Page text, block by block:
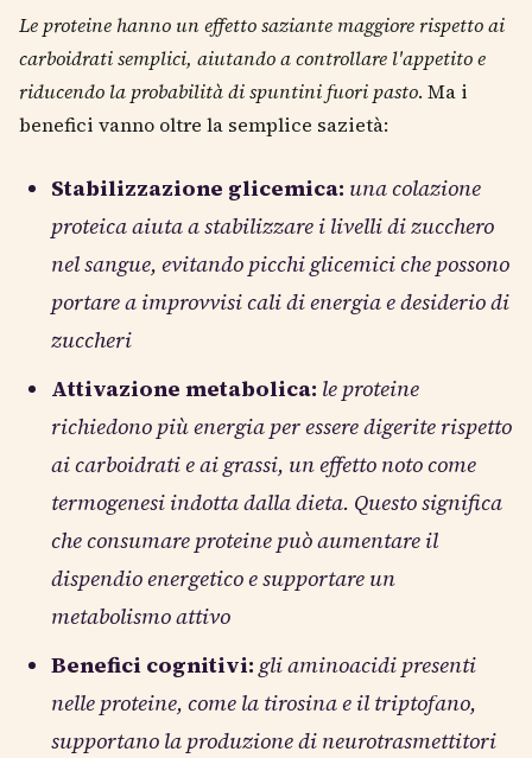
Le proteine hanno un effetto saziante maggiore rispetto ai
carboidrati semplici, aiutando a controllare l'appetito e
riducendo la probabilità di spuntini fuori pasto. Ma i
benefici vanno oltre la semplice sazietà:
Stabilizzazione glicemica: una colazione
proteica aiuta a stabilizzare i livelli di zucchero
nel sangue, evitando picchi glicemici che possono
portare a improvvisi cali di energia e desiderio di
zuccheri
Attivazione metabolica: le proteine
richiedono più energia per essere digerite rispetto
ai carboidrati e ai grassi, un effetto noto come
termogenesi indotta dalla dieta. Questo significa
che consumare proteine può aumentare il
dispendio energetico e supportare un
metabolismo attivo
Benefici cognitivi: gli aminoacidi presenti
nelle proteine, come la tirosina e il triptofano,
supportano la produzione di neurotrasmettitori